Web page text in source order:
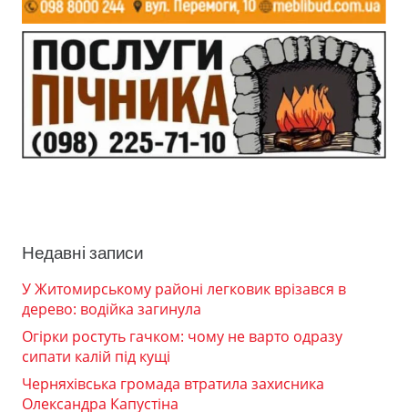
Недавні записи
У Житомирському районі легковик врізався в
дерево: водійка загинула
Огірки ростуть гачком: чому не варто одразу
сипати калій під кущі
Черняхівська громада втратила захисника
Олександра Капустіна